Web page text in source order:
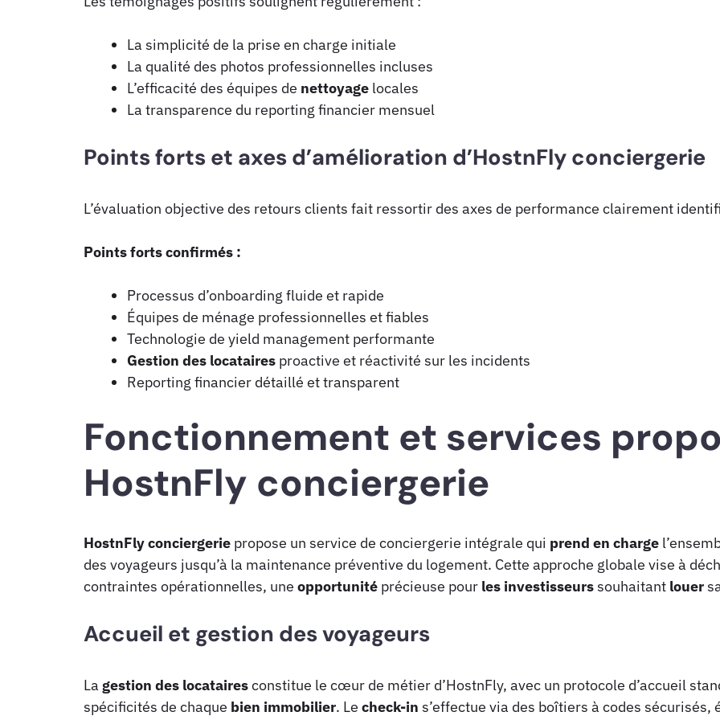
La simplicité de la prise en charge initiale
La qualité des photos professionnelles incluses
L’efficacité des équipes de nettoyage locales
La transparence du reporting financier mensuel
Points forts et axes d’amélioration d’HostnFly conciergerie
L’évaluation objective des retours clients fait ressortir des axes de performance clairement
Points forts confirmés :
Processus d’onboarding fluide et rapide
Équipes de ménage professionnelles et fiables
Technologie de yield management performante
Gestion des locataires proactive et réactivité sur les incidents
Reporting financier détaillé et transparent
Fonctionnement et services
HostnFly conciergerie
HostnFly conciergerie propose un service de conciergerie intégrale qui prend en charge
des voyageurs jusqu’à la maintenance préventive du logement. Cette approche globale vise à
contraintes opérationnelles, une opportunité précieuse pour les investisseurssouhaitant louer
Accueil et gestion des voyageurs
La gestion des locatairesconstitue le cœur de métier d’HostnFly, avec un protocole d’accueil
spécificités de chaque bien immobilier. Le check-in s’effectue via des boîtiers à codes